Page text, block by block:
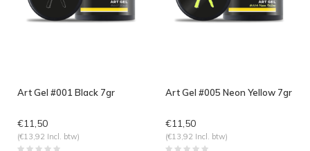
Art Gel #001 Black 7gr
€11,50
(€13,92 Incl. btw)
Art Gel #005 Neon Yellow 7gr
€11,50
(€13,92 Incl. btw)